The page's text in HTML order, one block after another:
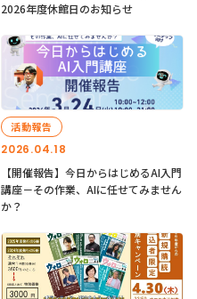
2026年度休館日のお知らせ
2026.04.18
活動報告
【開催報告】今日からはじめるAI入門
講座－その作業、AIに任せてみません
か？